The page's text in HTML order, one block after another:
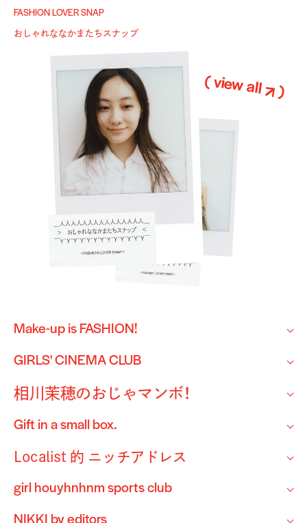
FASHION LOVER SNAP
おしゃれななかまたちスナップ
( view all )
Make-up is FASHION!
GIRLS' CINEMA CLUB
相川茉穂のおじゃマンボ！
Gift in a small box.
Localist 的 ニッチアドレス
girl houyhnhnm sports club
NIKKI by editors